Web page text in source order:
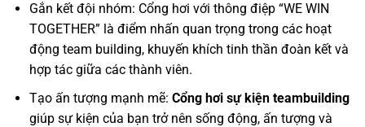
Gắn kết đội nhóm: Cổng hơi với thông điệp “WE WIN
TOGETHER” là điểm nhấn quan trọng trong các hoạt
động team building, khuyến khích tinh thần đoàn kết và
hợp tác giữa các thành viên.
Tạo ấn tượng mạnh mẽ: Cổng hơi sự kiện teambuilding
giúp sự kiện của bạn trở nên sống động, ấn tượng và